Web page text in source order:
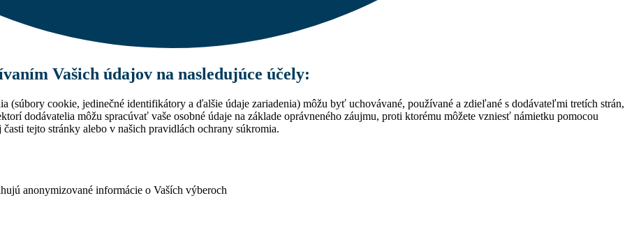
Vašich údajov na nasledujúce účely:
(súbory cookie, jedinečné identifikátory a ďalšie údaje zariadenia) môžu byť uchovávané, používané a zdieľané s dodávateľmi tretích strán,
dodávatelia môžu spracúvať vaše osobné údaje na základe oprávneného záujmu, proti ktorému môžete vzniesť námietku pomocou
tejto stránky alebo v našich pravidlách ochrany súkromia.
anonymizované informácie o Vaších výberoch